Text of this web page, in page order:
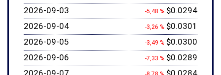
2026-09-03
-5,48 % $0.0294
2026-09-04
-3,26 % $0.0301
2026-09-05
-3,49 % $0.0300
2026-09-06
-7,33 % $0.0289
2026-09-07
$0.0284